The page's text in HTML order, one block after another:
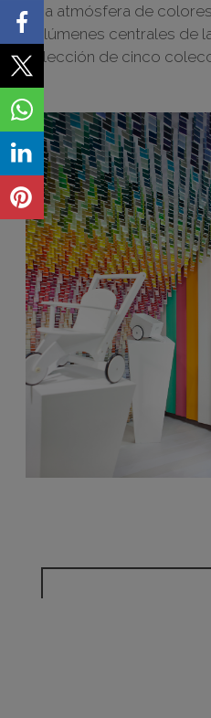
Una atmósfera de
volúmenes centrales de
selección de cinco